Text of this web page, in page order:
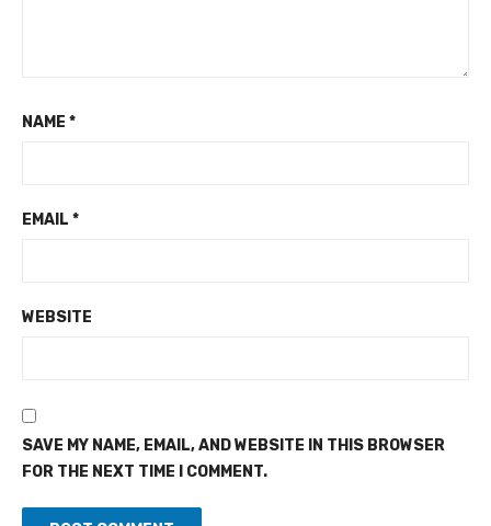
NAME *
EMAIL *
WEBSITE
SAVE MY NAME, EMAIL, AND WEBSITE IN THIS BROWSER
FOR THE NEXT TIME I COMMENT.